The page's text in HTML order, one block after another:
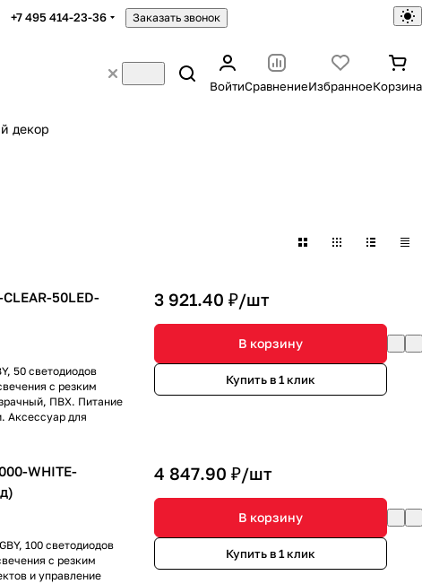
+7 495 414-23-36 Заказать звонок
ВойтиСравнениеИзбранноеКорзина
декор
50LED-
50 светодиодов
с резким
ПВХ. Питание
Аксессуар для
3 921.40 ₽/шт
В корзину
Купить в 1 клик
WHITE-
100 светодиодов
с резким
и управление
4 847.90 ₽/шт
В корзину
Купить в 1 клик